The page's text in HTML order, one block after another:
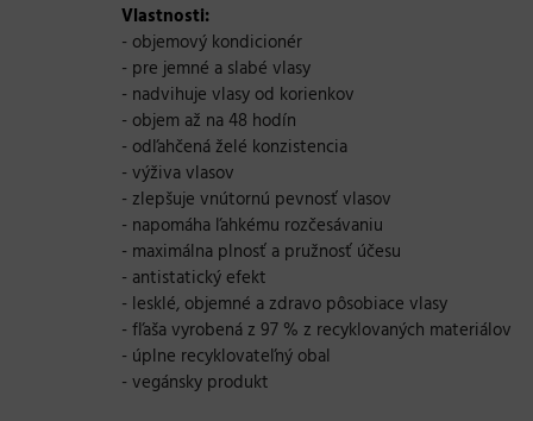
Vlastnosti:
- objemový kondicionér
- pre jemné a slabé vlasy
- nadvihuje vlasy od korienkov
- objem až na 48 hodín
- odľahčená želé konzistencia
- výživa vlasov
- zlepšuje vnútornú pevnosť vlasov
- napomáha ľahkému rozčesávaniu
- maximálna plnosť a pružnosť účesu
- antistatický efekt
- lesklé, objemné a zdravo pôsobiace vlasy
- fľaša vyrobená z 97 % z recyklovaných materiálov
- úplne recyklovateľný obal
- vegánsky produkt